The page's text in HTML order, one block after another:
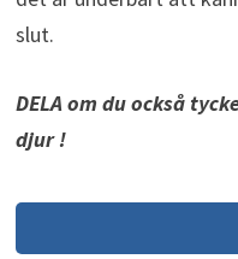
slut.
DELA om du också
djur !